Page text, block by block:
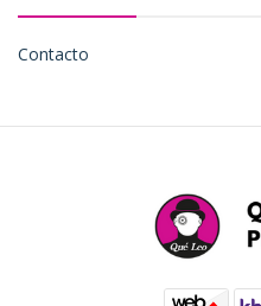
Contacto